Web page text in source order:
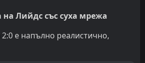
на Лийдс със суха мрежа
е напълно реалистично,